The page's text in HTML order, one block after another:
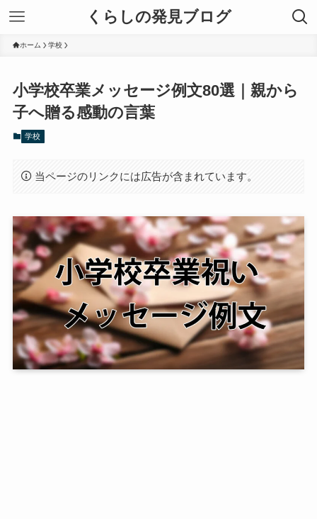
くらしの発見ブログ
ホーム 学校
小学校卒業メッセージ例文80選｜親から
子へ贈る感動の言葉
学校
当ページのリンクには広告が含まれています。